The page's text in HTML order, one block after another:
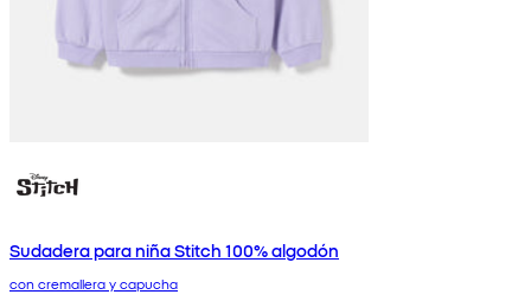
Sudadera para niña Stitch 100% algodón
con cremallera y capucha